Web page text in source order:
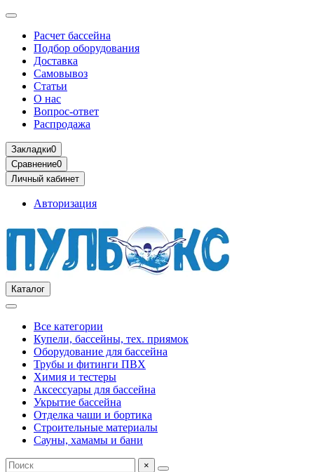
Расчет бассейна
Подбор оборудования
Доставка
Самовывоз
Статьи
О нас
Вопрос-ответ
Распродажа
Закладки0
Сравнение0
Личный кабинет
Авторизация
Каталог
Все категории
Купели, бассейны, тех. приямок
Оборудование для бассейна
Трубы и фитинги ПВХ
Химия и тестеры
Аксессуары для бассейна
Укрытие бассейна
Отделка чаши и бортика
Строительные материалы
Сауны, хамамы и бани
×